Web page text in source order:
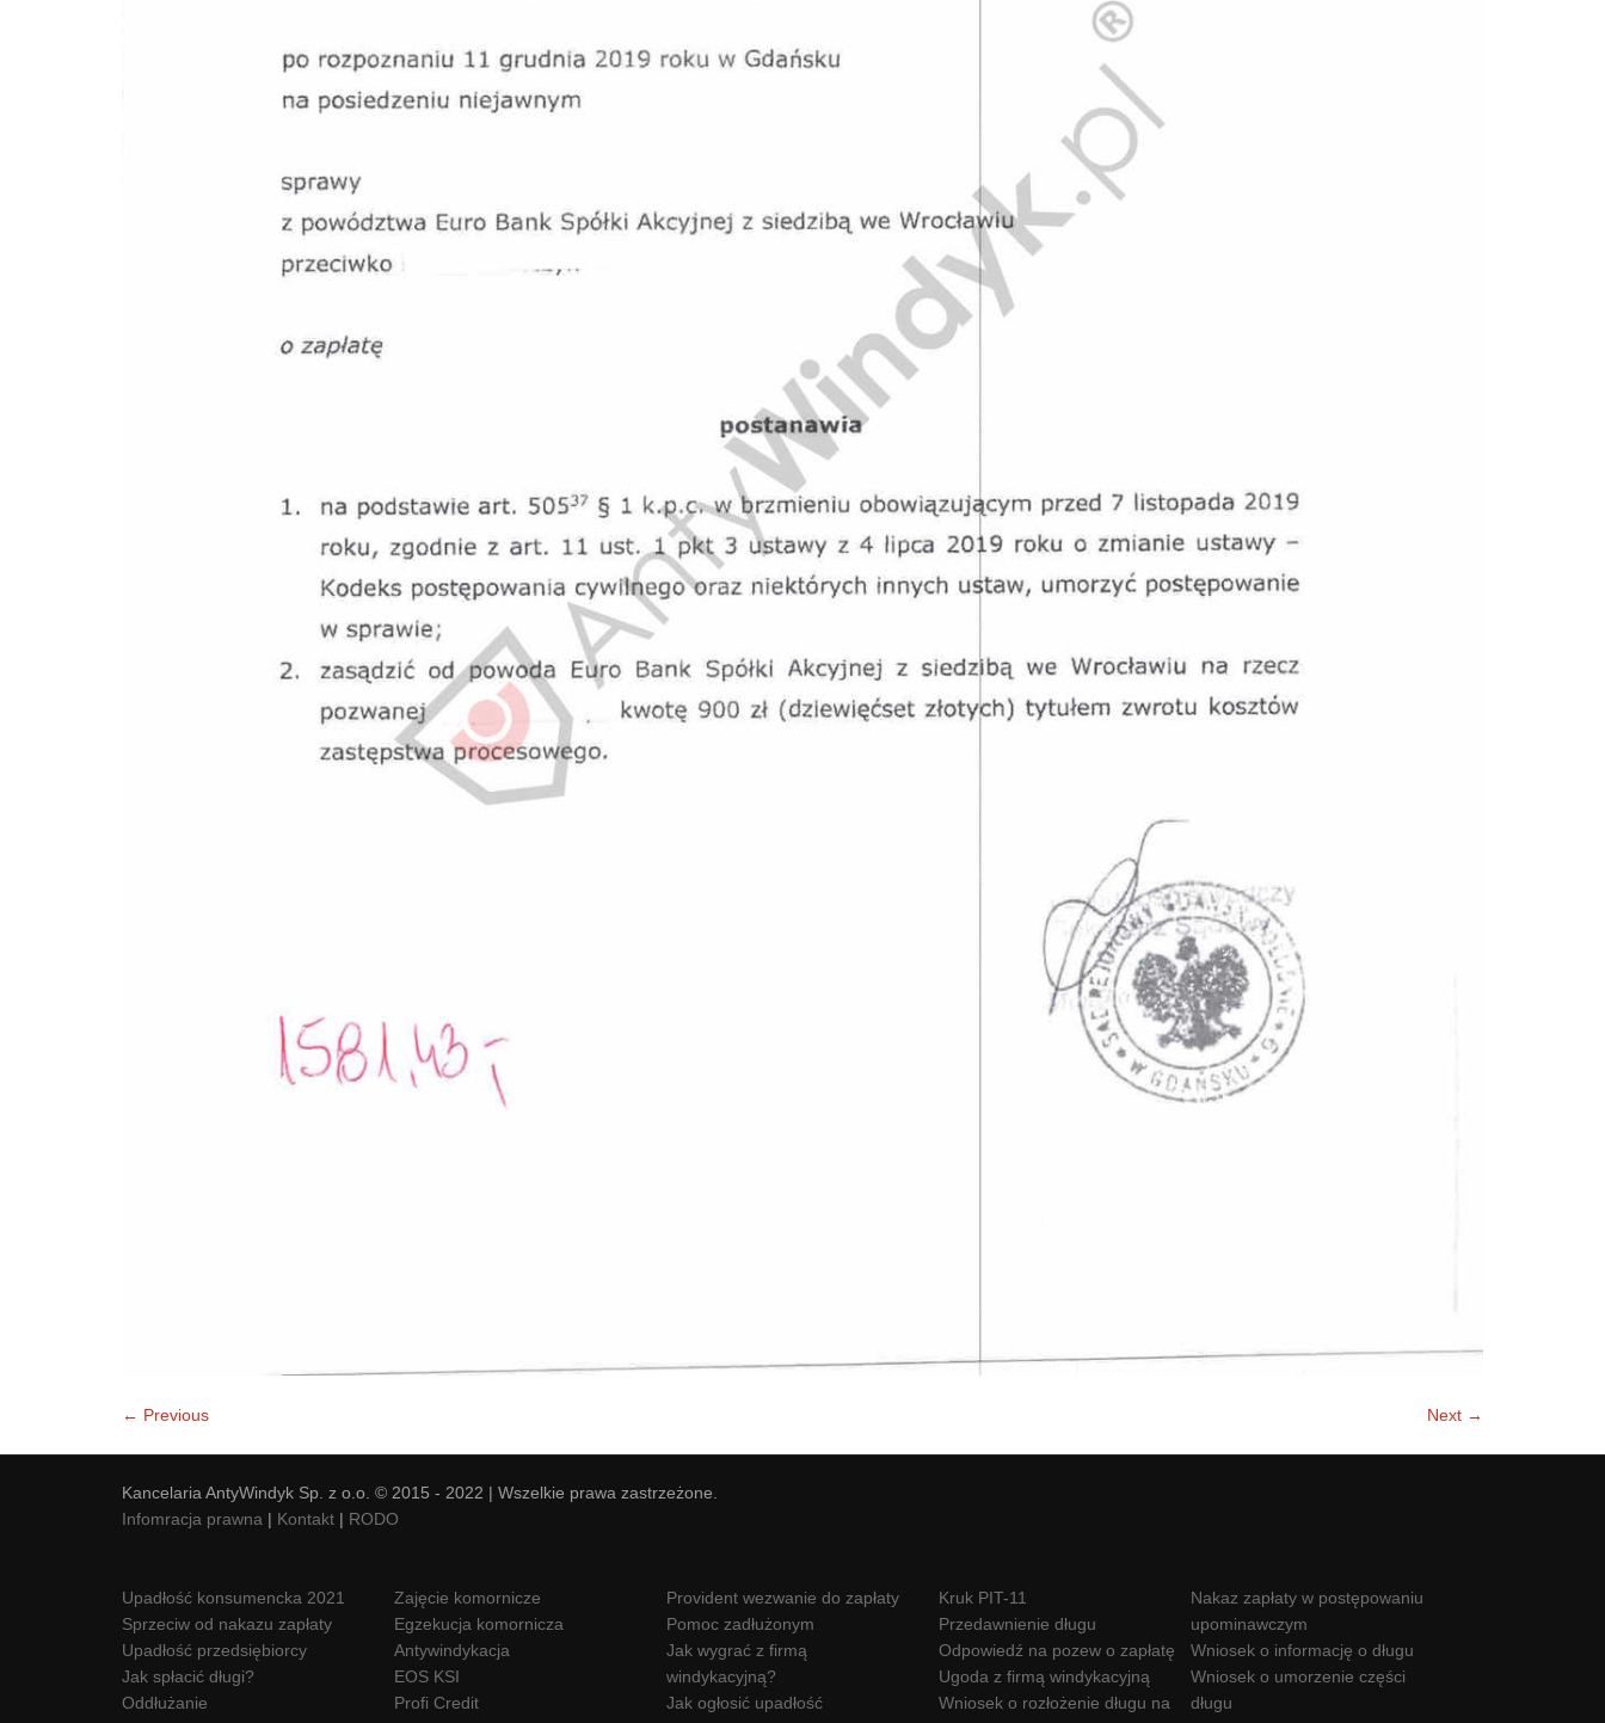
← Previous Next →
Kancelaria AntyWindyk Sp. z o.o. © 2015 - 2022 | Wszelkie prawa zastrzeżone.
Infomracja prawna | Kontakt | RODO
Upadłość konsumencka 2021
Sprzeciw od nakazu zapłaty
Upadłość przedsiębiorcy
Jak spłacić długi?
Oddłużanie
Zajęcie komornicze
Egzekucja komornicza
Antywindykacja
EOS KSI
Profi Credit
Provident wezwanie do zapłaty
Pomoc zadłużonym
Jak wygrać z firmą
windykacyjną?
Jak ogłosić upadłość
Kruk PIT-11
Przedawnienie długu
Odpowiedź na pozew o zapłatę
Ugoda z firmą windykacyjną
Wniosek o rozłożenie długu na
Nakaz zapłaty w postępowaniu
upominawczym
Wniosek o informację o długu
Wniosek o umorzenie części
długu